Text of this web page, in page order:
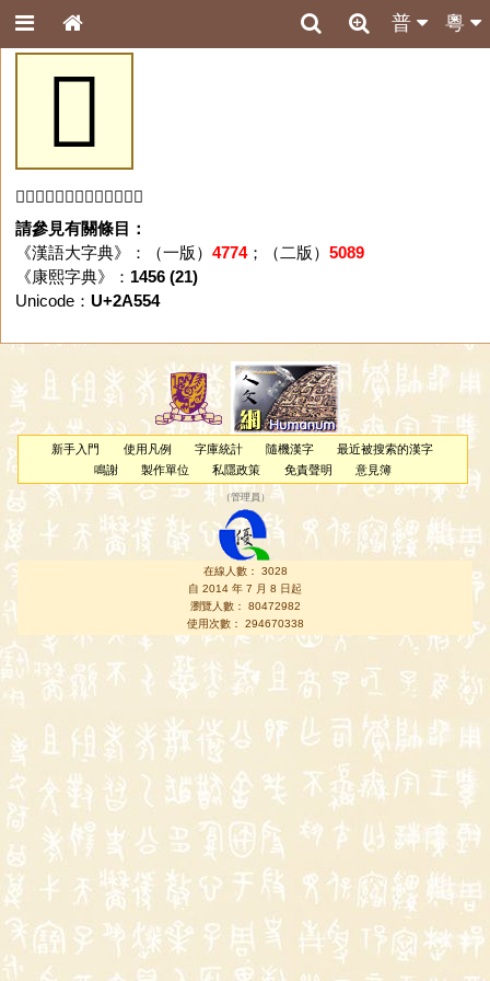
粵
普
𪕔
「𪕔」字未收錄於本資料庫。
請參見有關條目：
《漢語大字典》：（一版） 4774；（二版） 5089
《康熙字典》： 1456 (21)
Unicode： U+2A554
新手入門 使用凡例 字庫統計 隨機漢字
最近被搜索的漢字
鳴謝
製作單位 私隱政策 免責聲明 意見簿
（管理員 ）
在線人數： 3028
自 2014 年 7 月 8 日起
瀏覽人數： 80472982
使用次數： 294670338